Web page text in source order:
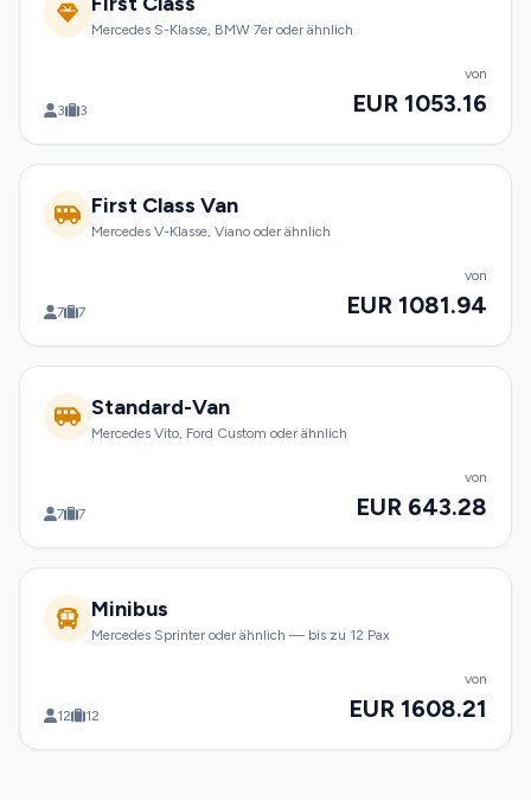
Mercedes S-Klasse, BMW 7er oder ähnlich
3 3
von
EUR 1053.16
First Class Van
Mercedes V-Klasse, Viano oder ähnlich
7 7
von
EUR 1081.94
Standard-Van
Mercedes Vito, Ford Custom oder ähnlich
7 7
von
EUR 643.28
Minibus
Mercedes Sprinter oder ähnlich — bis zu 12 Pax
12 12
von
EUR 1608.21